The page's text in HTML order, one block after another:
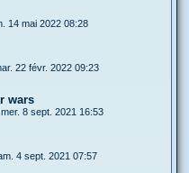
14 mai 2022 08:28
22 févr. 2022 09:23
wars
mer. 8 sept. 2021 16:53
4 sept. 2021 07:57